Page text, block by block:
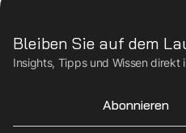
Bleiben Sie auf dem
Insights, Tipps und Wissen direkt
Abonnieren